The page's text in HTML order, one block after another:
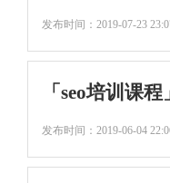
发布时间： 2019-07-23
「seo培训课
发布时间： 2019-06-04